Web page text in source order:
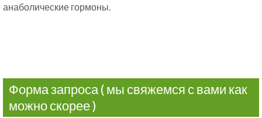
анаболические гормоны.
Форма запроса ( мы свяжемся с вами как
можно скорее )